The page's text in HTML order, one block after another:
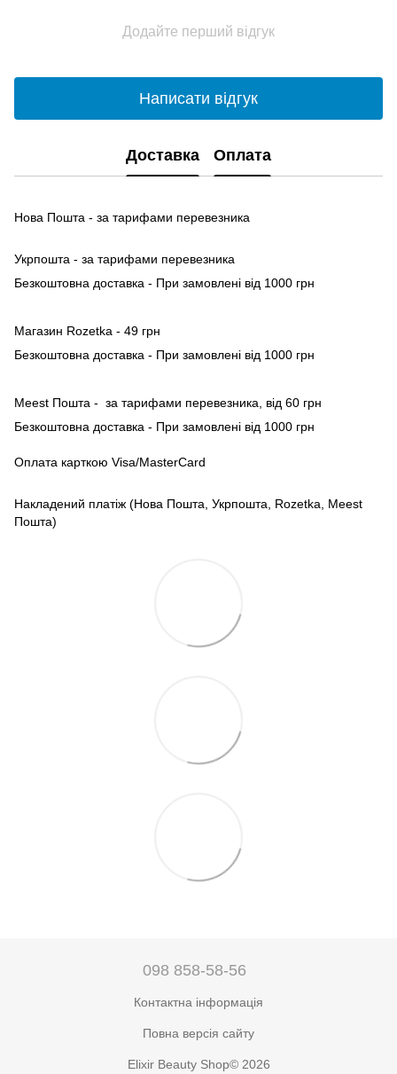
Додайте перший відгук
Написати відгук
Доставка Оплата
Нова Пошта - за тарифами перевезника
Укрпошта - за тарифами перевезника
Безкоштовна доставка - При замовлені від 1000 грн
Магазин Rozetka - 49 грн
Безкоштовна доставка - При замовлені від 1000 грн
Meest Пошта - за тарифами перевезника, від 60 грн
Безкоштовна доставка - При замовлені від 1000 грн
Оплата карткою Visa/MasterCard
Накладений платіж (Нова Пошта, Укрпошта, Rozetka, Meest
Пошта)
098 858-58-56
Контактна інформація
Повна версія сайту
Elixir Beauty Shop© 2026